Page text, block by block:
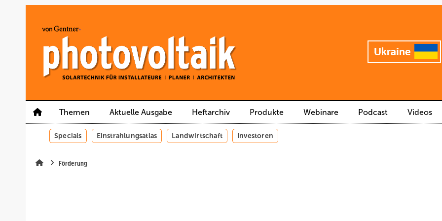
Themen Aktuelle Ausgabe Heftarchiv Produkte Webinare Podcast Videos
Specials Einstrahlungsatlas Landwirtschaft Investoren
Förderung